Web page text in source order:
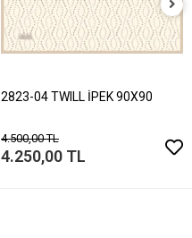
2823-04 TWILL İPEK 90X90
4.500,00 TL
4.250,00 TL